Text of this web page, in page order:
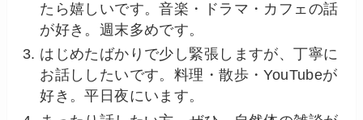
たら嬉しいです。音楽・ドラマ・カフェの話
が好き。週末多めです。
はじめたばかりで少し緊張しますが、丁寧に
お話ししたいです。料理・散歩・YouTubeが
好き。平日夜にいます。